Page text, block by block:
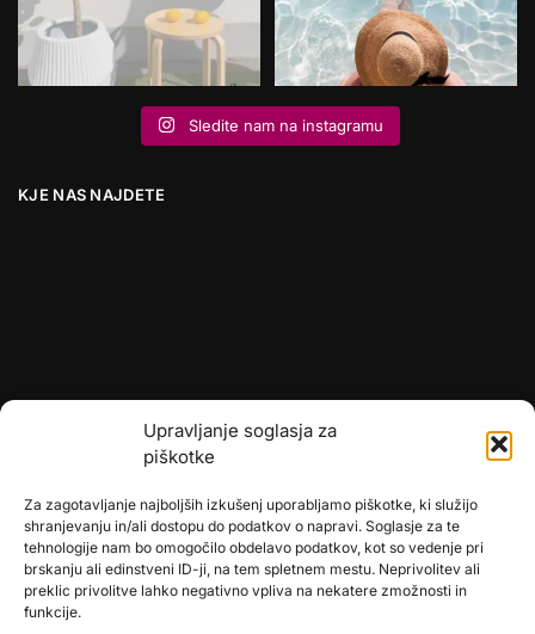
Upravljanje soglasja za
piškotke
Za zagotavljanje najboljših izkušenj uporabljamo piškotke, ki služijo
shranjevanju in/ali dostopu do podatkov o napravi. Soglasje za te
tehnologije nam bo omogočilo obdelavo podatkov, kot so vedenje pri
brskanju ali edinstveni ID-ji, na tem spletnem mestu. Neprivolitev ali
preklic privolitve lahko negativno vpliva na nekatere zmožnosti in
funkcije.
Sledite nam na instagramu
KJE NAS NAJDETE
🎄umetne-jelke.si